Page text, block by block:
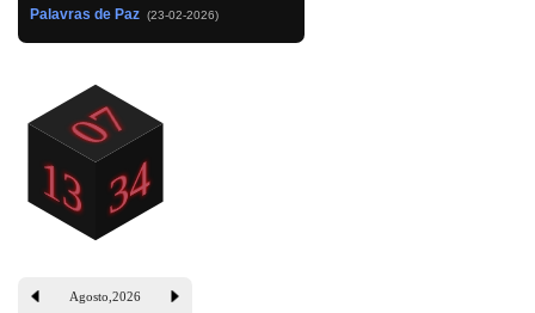
Palavras de Paz (23-02-2026)
Agosto 2026